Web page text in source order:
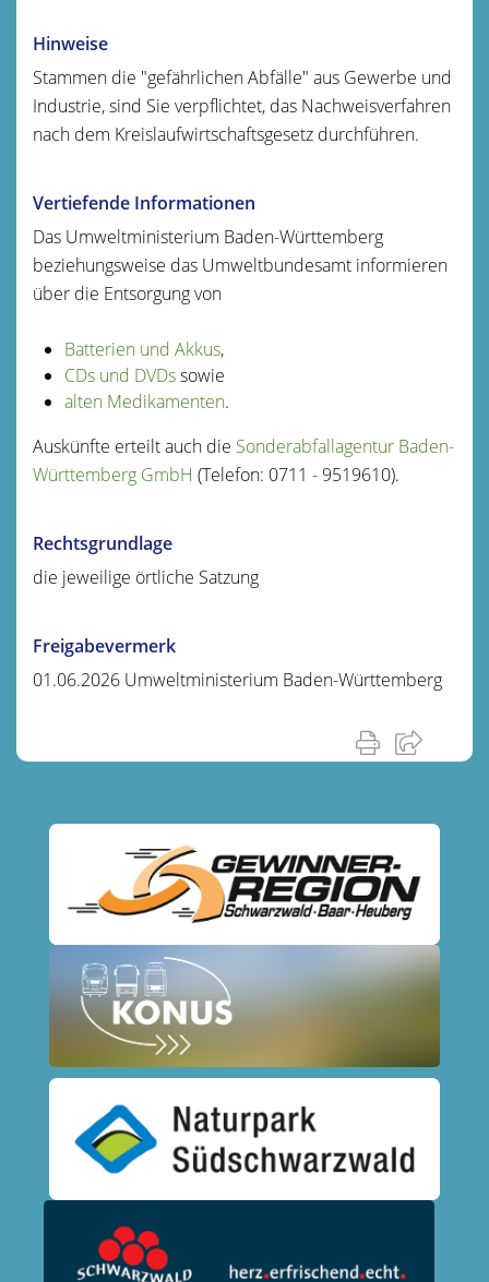
Hinweise
Stammen die "gefährlichen Abfälle" aus Gewerbe und
Industrie, sind Sie verpflichtet, das Nachweisverfahren
nach dem Kreislaufwirtschaftsgesetz durchführen.
Vertiefende Informationen
Das Umweltministerium Baden-Württemberg
beziehungsweise das Umweltbundesamt informieren
über die Entsorgung von
Batterien und Akkus,
CDs und DVDssowie
alten Medikamenten.
Auskünfte erteilt auch die Sonderabfallagentur Baden-
Württemberg GmbH (Telefon: 0711 - 9519610).
Rechtsgrundlage
die jeweilige örtliche Satzung
Freigabevermerk
01.06.2026 Umweltministerium Baden-Württemberg